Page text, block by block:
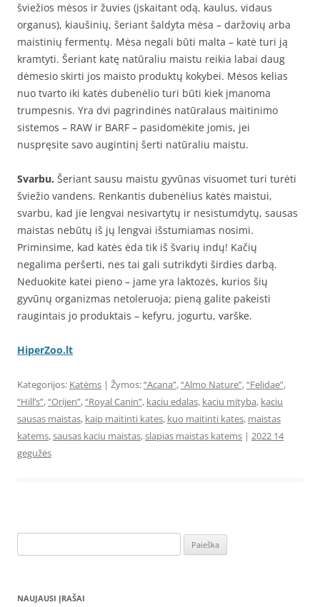
šviežios mėsos ir žuvies (įskaitant odą, kaulus, vidaus
organus), kiaušinių, šeriant šaldyta mėsa – daržovių arba
maistinių fermentų. Mėsa negali būti malta – katė turi ją
kramtyti. Šeriant katę natūraliu maistu reikia labai daug
dėmesio skirti jos maisto produktų kokybei. Mėsos kelias
nuo tvarto iki katės dubenėlio turi būti kiek įmanoma
trumpesnis. Yra dvi pagrindinės natūralaus maitinimo
sistemos – RAW ir BARF – pasidomėkite jomis, jei
nuspręsite savo augintinį šerti natūraliu maistu.
Svarbu. Šeriant sausu maistu gyvūnas visuomet turi turėti
šviežio vandens. Renkantis dubenėlius katės maistui,
svarbu, kad jie lengvai nesivartytų ir nesistumdytų, sausas
maistas nebūtų iš jų lengvai išstumiamas nosimi.
Priminsime, kad katės ėda tik iš švarių indų! Kačių
negalima peršerti, nes tai gali sutrikdyti širdies darbą.
Neduokite katei pieno – jame yra laktozės, kurios šių
gyvūnų organizmas netoleruoja; pieną galite pakeisti
raugintais jo produktais – kefyru, jogurtu, varške.
HiperZoo.lt
Kategorijos: Katėms | Žymos:“Acana”,“Almo Nature”,“Felidae”,
“Hill’s”,“Orijen”,“Royal Canin”, kaciu edalas, kaciu mityba, kaciu
sausas maistas, kaip maitinti kates, kuo maitinti kates, maistas
katems,sausas kaciu maistas,slapias maistas katems | 2022 14
gegužės
NAUJAUSI ĮRAŠAI